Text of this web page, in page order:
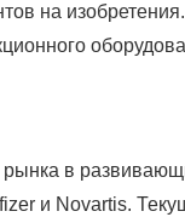
на
в
и Novartis.